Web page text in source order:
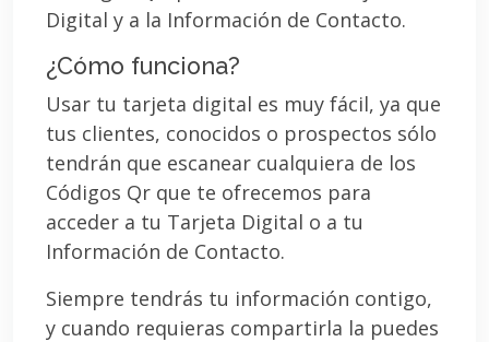
Digital y a la Información de Contacto.
¿Cómo funciona?
Usar tu tarjeta digital es muy fácil, ya que
tus clientes, conocidos o prospectos sólo
tendrán que escanear cualquiera de los
Códigos Qr que te ofrecemos para
acceder a tu Tarjeta Digital o a tu
Información de Contacto.
Siempre tendrás tu información contigo,
y cuando requieras compartirla la puedes